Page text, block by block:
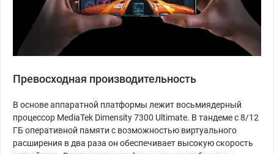
Превосходная производительность
В основе аппаратной платформы лежит восьмиядерный
процессор MediaTek Dimensity 7300 Ultimate. В тандеме с 8/12
ГБ оперативной памяти с возможностью виртуального
расширения в два раза он обеспечивает высокую скорость